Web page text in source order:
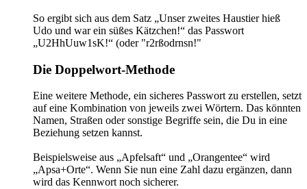
So ergibt sich aus dem Satz „Unser zweites Haustier hieß
Udo und war ein süßes Kätzchen!“ das Passwort
„U2HhUuw1sK!“ (oder "r2rßodrnsn!"
Die Doppelwort-Methode
Eine weitere Methode, ein sicheres Passwort zu erstellen, setzt
auf eine Kombination von jeweils zwei Wörtern. Das könnten
Namen, Straßen oder sonstige Begriffe sein, die Du in eine
Beziehung setzen kannst.
Beispielsweise aus „Apfelsaft“ und „Orangentee“ wird
„Apsa+Orte“. Wenn Sie nun eine Zahl dazu ergänzen, dann
wird das Kennwort noch sicherer.